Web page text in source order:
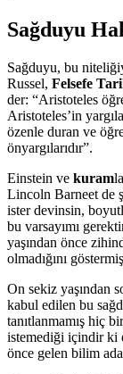
Sağduyu
Sağduyu, bu
Russel, Felsefe
der: “Aristoteles
Aristoteles’in
özenle duran ve
önyargılarıdır”.
Einstein ve kuram
Lincoln Barneet de
ister devinsin,
bu varsayımı
yaşından önce
olmadığını
On sekiz yaşından
kabul edilen bu
tanıtlanmamış hiç
istemediği içindir ki
önce gelen bilim